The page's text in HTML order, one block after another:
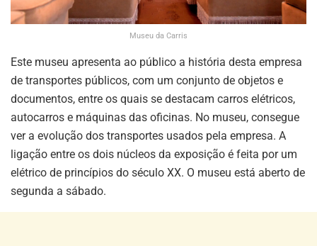
Museu da Carris
Este museu apresenta ao público a história desta empresa
de transportes públicos, com um conjunto de objetos e
documentos, entre os quais se destacam carros elétricos,
autocarros e máquinas das oficinas. No museu, consegue
ver a evolução dos transportes usados pela empresa. A
ligação entre os dois núcleos da exposição é feita por um
elétrico de princípios do século XX. O museu está aberto de
segunda a sábado.